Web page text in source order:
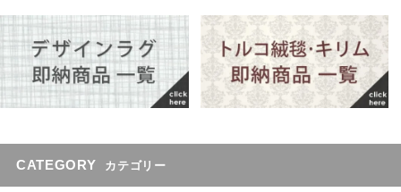
CATEGORY カテゴリー